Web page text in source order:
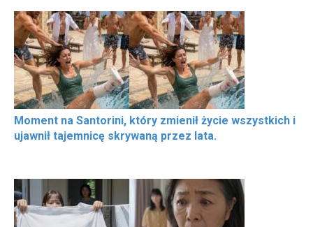
Moment na Santorini, który zmienił życie wszystkich i
ujawnił tajemnicę skrywaną przez lata.